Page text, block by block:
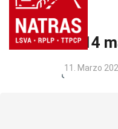
14
11. Marzo